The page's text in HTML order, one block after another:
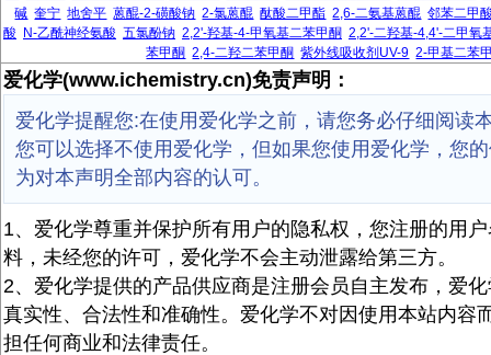
碱 奎宁 地舍平 蒽醌-2-磺酸钠 2-氯蒽醌 酞酸二甲酯 2,6-二氨基蒽醌 邻苯二甲
酸
N-乙酰神经氨酸 五氯酚钠 2,2'-羟基-4-甲氧基二苯甲酮 2,2'-二羟基-4,4'-二甲氧
苯甲酮 2,4-二羟二苯甲酮 紫外线吸收剂UV-9 2-甲基二苯
爱化学(www.ichemistry.cn)免责声明：
爱化学提醒您:在使用爱化学之前，请您务必仔细阅读
您可以选择不使用爱化学，但如果您使用爱化学，您
为对本声明全部内容的认可。
1、爱化学尊重并保护所有用户的隐私权，您注册的用
料，未经您的许可，爱化学不会主动泄露给第三方。
2、爱化学提供的产品供应商是注册会员自主发布，爱
真实性、合法性和准确性。爱化学不对因使用本站内容
担任何商业和法律责任。